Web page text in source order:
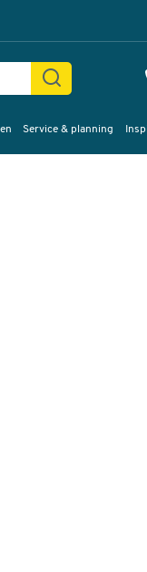
Service & planning
Video's